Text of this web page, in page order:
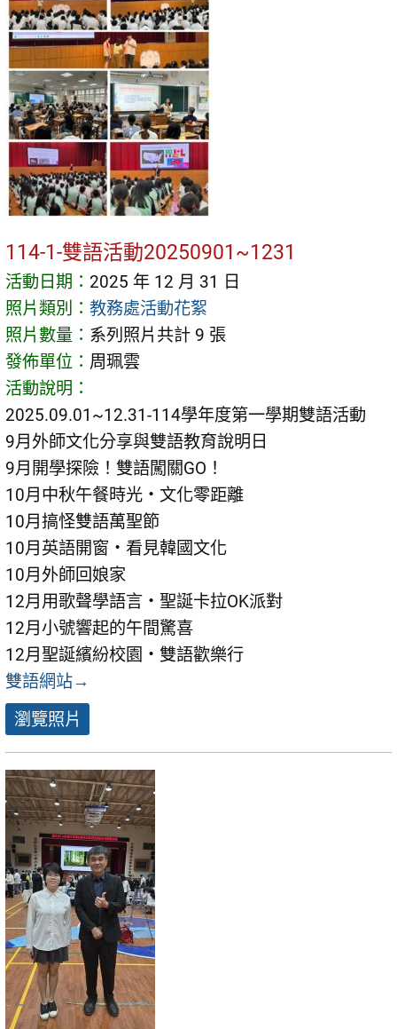
114-1-雙語活動20250901~1231
活動日期： 2025 年 12 月 31 日
照片類別： 教務處活動花絮
照片數量： 系列照片共計 9 張
發佈單位： 周珮雲
活動說明：
2025.09.01~12.31-114學年度第一學期雙語活動
9月外師文化分享與雙語教育說明日
9月開學探險！雙語闖關GO！
10月中秋午餐時光・文化零距離
10月搞怪雙語萬聖節
10月英語開窗・看見韓國文化
10月外師回娘家
12月用歌聲學語言・聖誕卡拉OK派對
12月小號響起的午間驚喜
12月聖誕繽紛校園・雙語歡樂行
雙語網站→
瀏覽照片